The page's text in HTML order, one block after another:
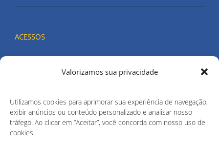
Valorizamos sua privacidade
Utilizamos cookies para aprimorar sua experiência de navegação,
exibir anúncios ou conteúdo personalizado e analisar nosso
tráfego. Ao clicar em “Aceitar”, você concorda com nosso uso de
cookies.
ACESSOS
Acesso do Cliente
Portal GED